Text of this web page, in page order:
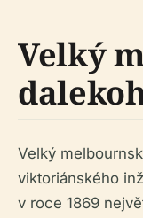
Velký
Velký
viktoriánského
v roce 1869